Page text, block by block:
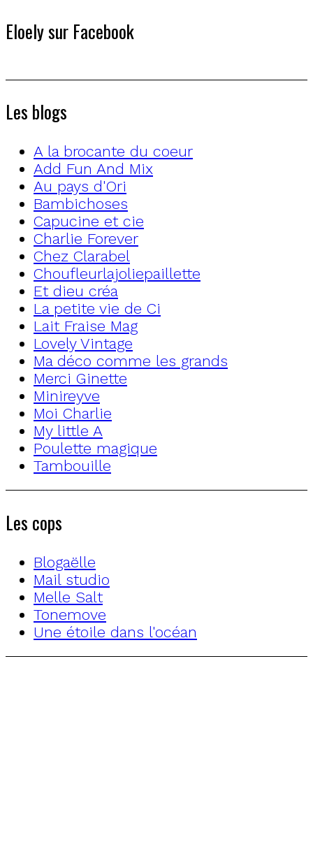
Eloely sur Facebook
Les blogs
A la brocante du coeur
Add Fun And Mix
Au pays d'Ori
Bambichoses
Capucine et cie
Charlie Forever
Chez Clarabel
Choufleurlajoliepaillette
Et dieu créa
La petite vie de Ci
Lait Fraise Mag
Lovely Vintage
Ma déco comme les grands
Merci Ginette
Minireyve
Moi Charlie
My little A
Poulette magique
Tambouille
Les cops
Blogaëlle
Mail studio
Melle Salt
Tonemove
Une étoile dans l'océan